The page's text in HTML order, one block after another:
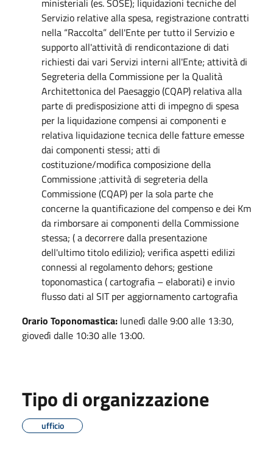
Servizio relative alla spesa, registrazione contratti
nella “Raccolta” dell'Ente per tutto il Servizio e
supporto all'attività di rendicontazione di dati
richiesti dai vari Servizi interni all'Ente; attività di
Segreteria della Commissione per la Qualità
Architettonica del Paesaggio (CQAP) relativa alla
parte di predisposizione atti di impegno di spesa
per la liquidazione compensi ai componenti e
relativa liquidazione tecnica delle fatture emesse
dai componenti stessi; atti di
costituzione/modifica composizione della
Commissione ;attività di segreteria della
Commissione (CQAP) per la sola parte che
concerne la quantificazione del compenso e dei Km
da rimborsare ai componenti della Commissione
stessa; ( a decorrere dalla presentazione
dell'ultimo titolo edilizio); verifica aspetti edilizi
connessi al regolamento dehors; gestione
toponomastica ( cartografia – elaborati) e invio
flusso dati al SIT per aggiornamento cartografia
Orario Toponomastica: lunedì dalle 9:00 alle 13:30,
giovedì dalle 10:30 alle 13:00.
Tipo di organizzazione
ufficio